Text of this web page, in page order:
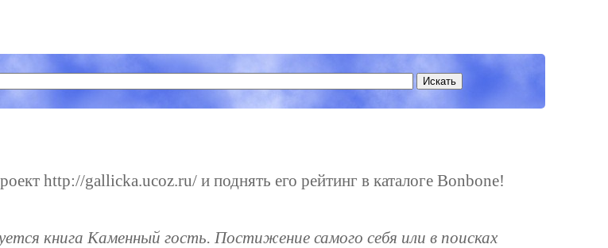
http://gallicka.ucoz.ru/ и поднять его рейтинг в каталоге Bonbone!
книга Каменный гость. Постижение самого себя или в поисках